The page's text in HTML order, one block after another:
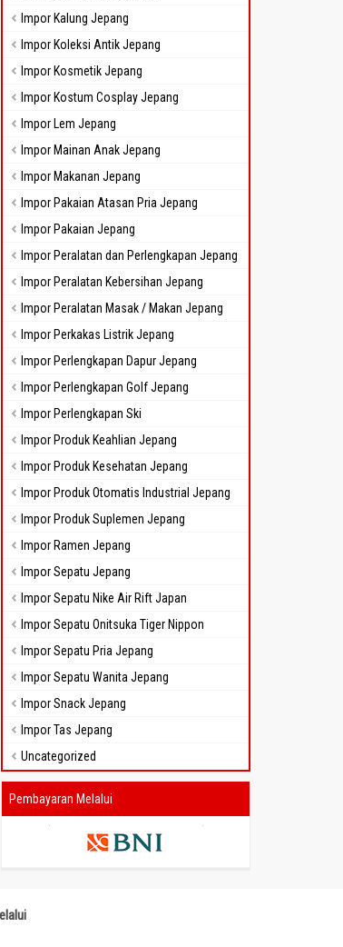
Impor Kalung Jepang
Impor Koleksi Antik Jepang
Impor Kosmetik Jepang
Impor Kostum Cosplay Jepang
Impor Lem Jepang
Impor Mainan Anak Jepang
Impor Makanan Jepang
Impor Pakaian Atasan Pria Jepang
Impor Pakaian Jepang
Impor Peralatan dan Perlengkapan Jepang
Impor Peralatan Kebersihan Jepang
Impor Peralatan Masak / Makan Jepang
Impor Perkakas Listrik Jepang
Impor Perlengkapan Dapur Jepang
Impor Perlengkapan Golf Jepang
Impor Perlengkapan Ski
Impor Produk Keahlian Jepang
Impor Produk Kesehatan Jepang
Impor Produk Otomatis Industrial Jepang
Impor Produk Suplemen Jepang
Impor Ramen Jepang
Impor Sepatu Jepang
Impor Sepatu Nike Air Rift Japan
Impor Sepatu Onitsuka Tiger Nippon
Impor Sepatu Pria Jepang
Impor Sepatu Wanita Jepang
Impor Snack Jepang
Impor Tas Jepang
Uncategorized
Pembayaran Melalui